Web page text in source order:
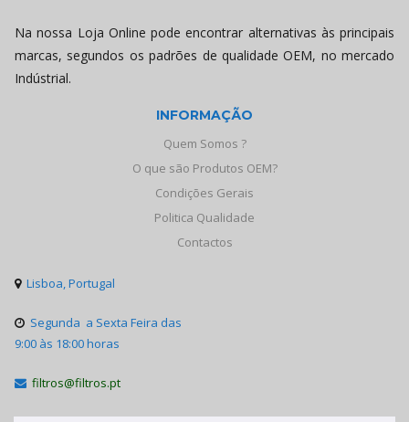
Na nossa Loja Online pode encontrar alternativas às principais
marcas, segundos os padrões de qualidade OEM, no mercado
Indústrial.
INFORMAÇÃO
Quem Somos ?
O que são Produtos OEM?
Condições Gerais
Politica Qualidade
Contactos
 Lisboa, Portugal
 Segunda a Sexta Feira das
9:00 às 18:00 horas
 filtros@filtros.pt